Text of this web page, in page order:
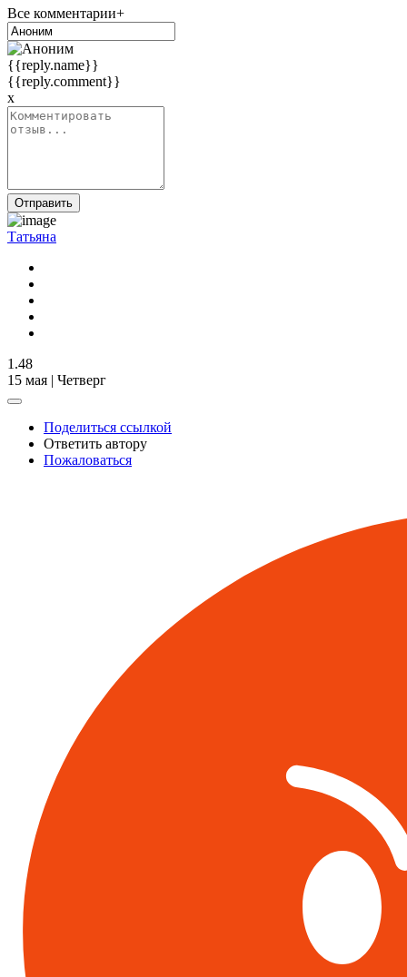
Все комментарии+
{{reply.name}}
{{reply.comment}}
x
Отправить
Татьяна
1.48
15 мая | Четверг
Поделиться ссылкой
Ответить автору
Пожаловаться